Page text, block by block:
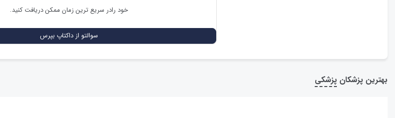
خود رادر سریع ترین زمان ممکن دریافت کنید.
سوالتو از داکتاپ بپرس
بهترین پزشکان پزشکی